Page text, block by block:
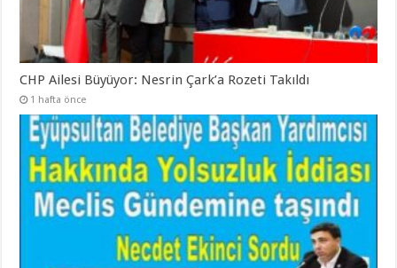
CHP Ailesi Büyüyor: Nesrin Çark’a Rozeti Takıldı
1 hafta önce